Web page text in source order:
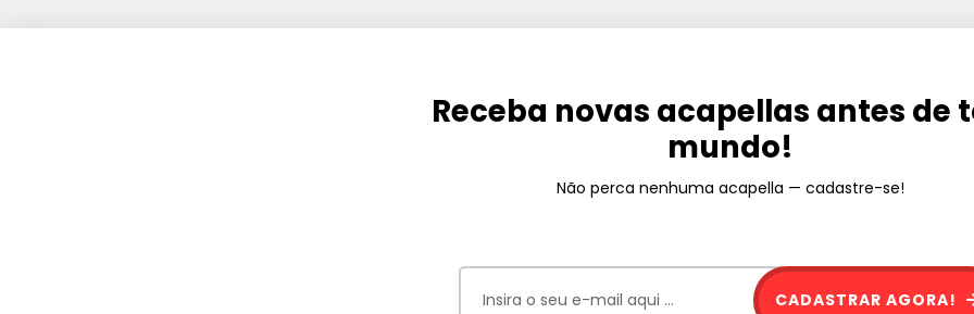
Receba novas acapellas antes de
mundo!
Não perca nenhuma acapella — cadastre-se!
CADASTRAR AGORA!